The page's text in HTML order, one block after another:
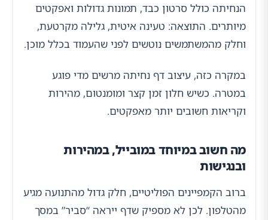
הנחיתה כולל סרטון כבד, תמונות גדולות ואפקטים
מיותרים. התוצאה: טעינה איטית, גלילה מקרטעת,
וחלק מהמשתמשים נוטשים לפני שהעמוד בכלל מוכן.
במקרה כזה, עיצוב דף נחיתה מרשים מדי פוגע
במטרה. כשיש חלון זמן קצר ומומנטום, מהירות
וקריאות חשובים יותר מאפקטים.
מה חשוב במיוחד במובייל, במהירות
ובנגישות
ברוב הקמפיינים הפוליטיים, חלק גדול מהתנועה מגיע
מהטלפון. לכן לא מספיק שדף ייראה “סביר” במסך